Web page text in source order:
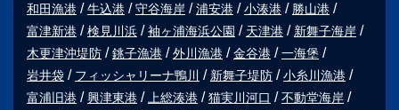
和田漁港
牛込港 守谷海岸 浦安港 小湊港
勝山港
富津新港
検見川浜 袖ヶ浦海浜公園 天津港
新舞子海岸
木更津沖堤防
銚子漁港 外川漁港 金谷港
一海堡
岩井袋
フィッシャリーナ鴨川 新舞子堤防
小糸川漁港
富浦旧港
興津東港 上総湊港 猫実川河口
不動堂海岸